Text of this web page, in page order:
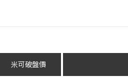
米可破盤價